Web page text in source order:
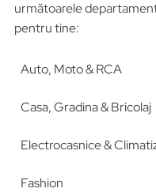
următoarele
pentru tine:
Auto, Moto & RCA
Casa, Gradina & Bricolaj
Electrocasnice &
Fashion